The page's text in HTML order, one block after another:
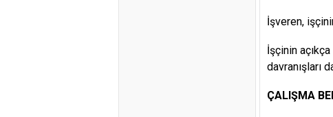
İşveren,
İşçinin
davranışları
ÇALIŞMA